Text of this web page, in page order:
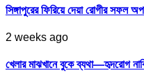
সিঙ্গাপুরের ফিরিয়ে দেয়া রোগীর সফল
2 weeks ago
খেলার মাঝখানে বুকে ব্যথা—হৃদরোগ